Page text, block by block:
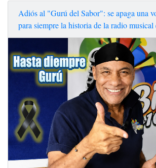
Adiós al "Gurú del Sabor": se apaga una
para siempre la historia de la radio